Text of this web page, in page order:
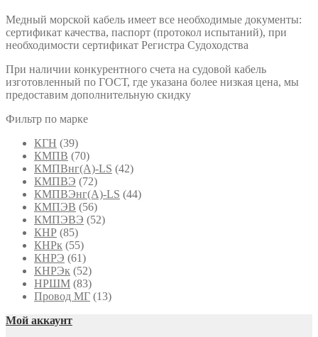
Медный морской кабель имеет все необходимые документы:
сертификат качества, паспорт (протокол испытаний), при
необходимости сертификат Регистра Судоходства
При наличии конкурентного счета на судовой кабель
изготовленный по ГОСТ, где указана более низкая цена, мы
предоставим дополнительную скидку
Фильтр по марке
КГН (39)
КМПВ (70)
КМПВнг(А)-LS (42)
КМПВЭ (72)
КМПВЭнг(А)-LS (44)
КМПЭВ (56)
КМПЭВЭ (52)
КНР (85)
КНРк (55)
КНРЭ (61)
КНРЭк (52)
НРШМ (83)
Провод МГ (13)
Мой аккаунт